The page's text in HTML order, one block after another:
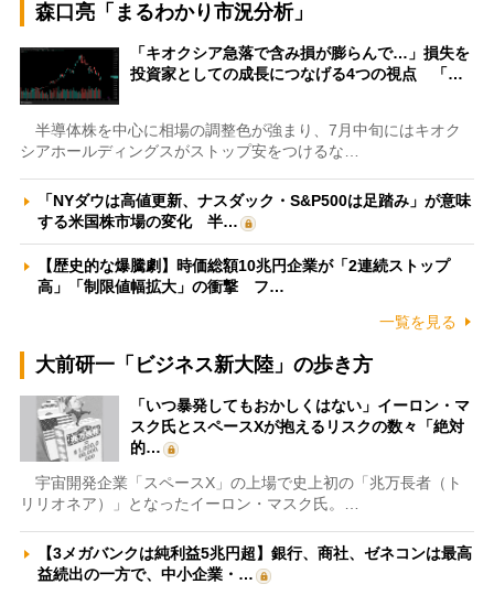
森口亮「まるわかり市況分析」
「キオクシア急落で含み損が膨らんで…」損失を
投資家としての成長につなげる4つの視点 「…
半導体株を中心に相場の調整色が強まり、7月中旬にはキオク
シアホールディングスがストップ安をつけるな…
「NYダウは高値更新、ナスダック・S&P500は足踏み」が意味
する米国株市場の変化 半…
【歴史的な爆騰劇】時価総額10兆円企業が「2連続ストップ
高」「制限値幅拡大」の衝撃 フ…
一覧を見る
大前研一「ビジネス新大陸」の歩き方
「いつ暴発してもおかしくはない」イーロン・マ
スク氏とスペースXが抱えるリスクの数々「絶対
的…
宇宙開発企業「スペースX」の上場で史上初の「兆万長者（ト
リリオネア）」となったイーロン・マスク氏。…
【3メガバンクは純利益5兆円超】銀行、商社、ゼネコンは最高
益続出の一方で、中小企業・…